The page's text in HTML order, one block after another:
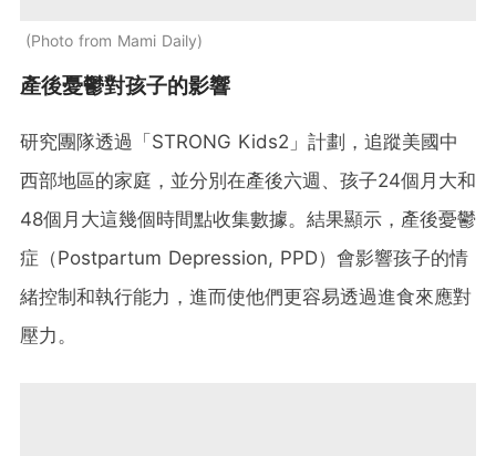
Photo from Mami Daily
產後憂鬱對孩子的影響
研究團隊透過「STRONG Kids2」計劃，追蹤美國中
西部地區的家庭，並分別在產後六週、孩子24個月大和
48個月大這幾個時間點收集數據。結果顯示，產後憂鬱
症（Postpartum Depression, PPD）會影響孩子的情
緒控制和執行能力，進而使他們更容易透過進食來應對
壓力。